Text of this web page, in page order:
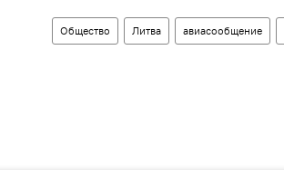
Общество Литва авиасообщение